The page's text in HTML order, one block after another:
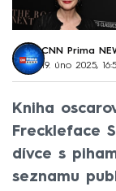
CNN Prima
19. úno 2025,
Kniha
Freckleface
dívce s
seznamu